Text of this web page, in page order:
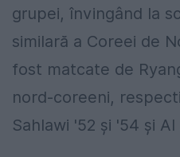
grupei, învingând la
similară a Coreei de
fost matcate de
nord-coreeni,
Sahlawi '52 şi '54 şi Al